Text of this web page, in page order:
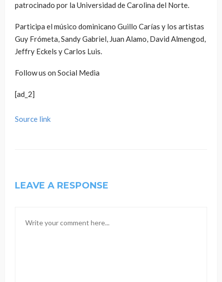
patrocinado por la Universidad de Carolina del Norte.
Participa el músico dominicano Guillo Carías y los artistas
Guy Frómeta, Sandy Gabriel, Juan Alamo, David Almengod,
Jeffry Eckels y Carlos Luis.
Follow us on Social Media
[ad_2]
Source link
LEAVE A RESPONSE